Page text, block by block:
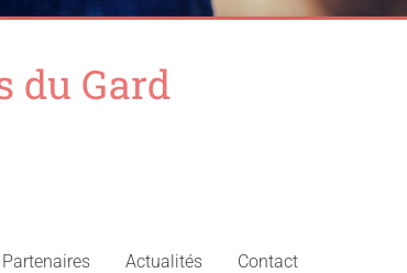
du Gard
Partenaires Actualités Contact